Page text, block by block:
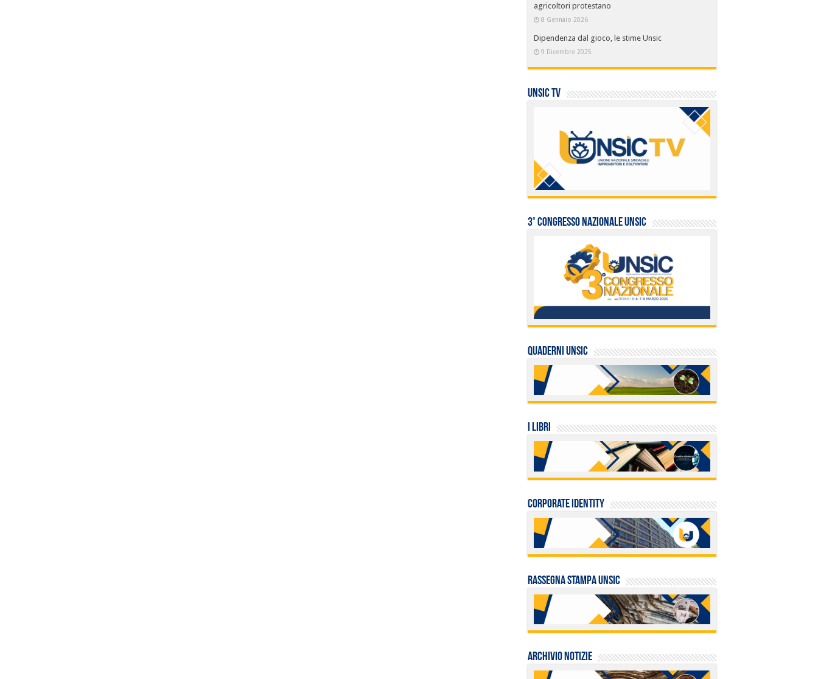
agricoltori protestano
8 Gennaio 2026
Dipendenza dal gioco, le stime Unsic
9 Dicembre 2025
UNSIC TV
3° Congresso Nazionale UNSIC
QUADERNI UNSIC
I LIBRI
Corporate identity
Rassegna stampa UNSIC
Archivio Notizie